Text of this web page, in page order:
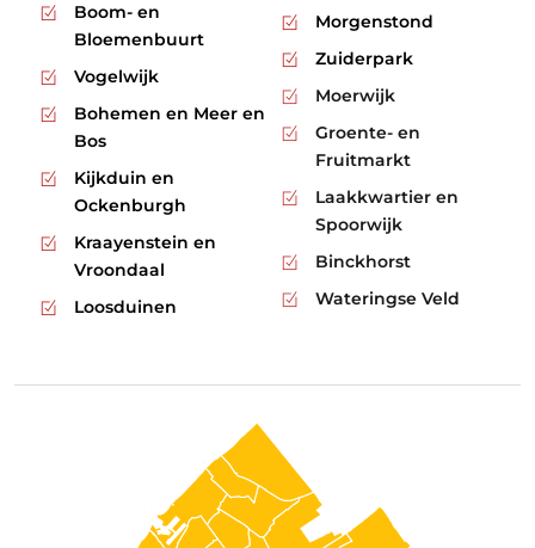
Boom- en
Bloemenbuurt
Vogelwijk
Bohemen en Meer en
Bos
Kijkduin en
Ockenburgh
Kraayenstein en
Vroondaal
Loosduinen
Morgenstond
Zuiderpark
Moerwijk
Groente- en
Fruitmarkt
Laakkwartier en
Spoorwijk
Binckhorst
Wateringse Veld